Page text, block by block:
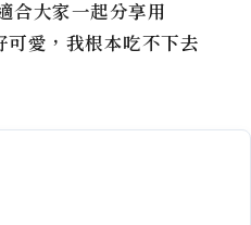
合大家一起分享用
可愛，我根本吃不下去